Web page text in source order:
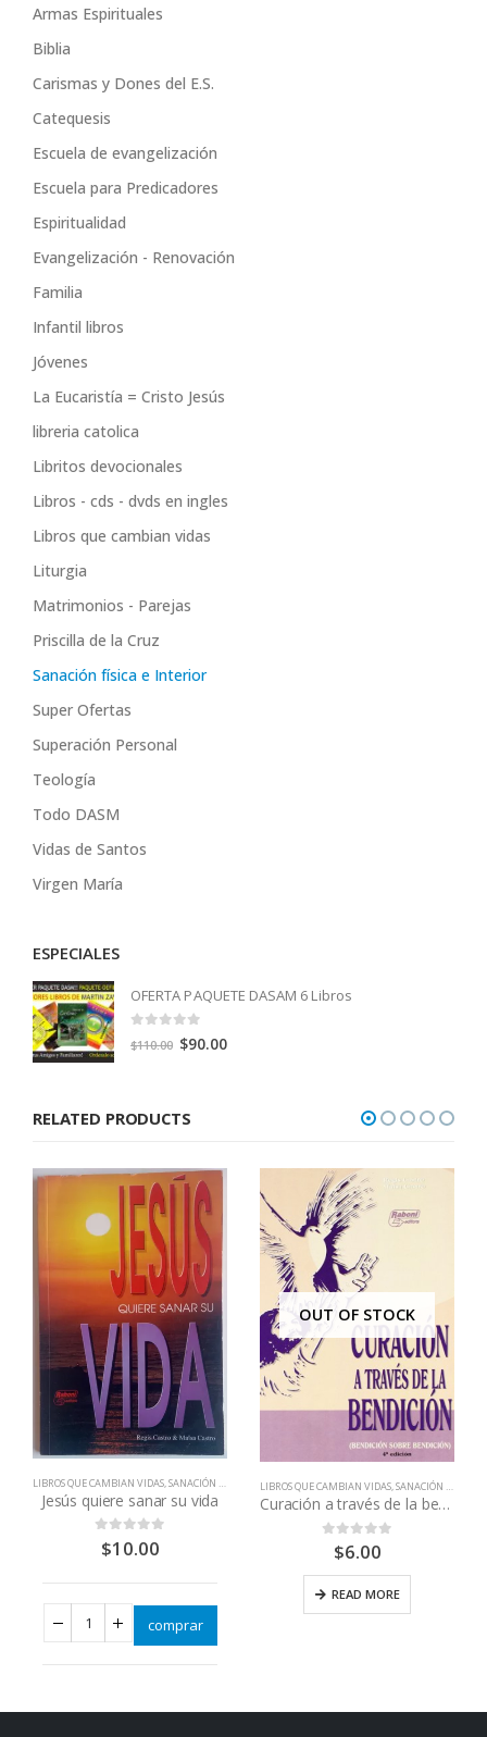
Armas Espirituales
Biblia
Carismas y Dones del E.S.
Catequesis
Escuela de evangelización
Escuela para Predicadores
Espiritualidad
Evangelización - Renovación
Familia
Infantil libros
Jóvenes
La Eucaristía = Cristo Jesús
libreria catolica
Libritos devocionales
Libros - cds - dvds en ingles
Libros que cambian vidas
Liturgia
Matrimonios - Parejas
Priscilla de la Cruz
Sanación física e Interior
Super Ofertas
Superación Personal
Teología
Todo DASM
Vidas de Santos
Virgen María
ESPECIALES
OFERTA PAQUETE DASAM 6 Libros
out of 5
$110.00 Original
$110.00.
$90.00Current
RELATED PRODUCTS
LIBROS QUE CAMBIAN VIDAS,SANACIÓN FÍSICA E INTERIOR
Jesús quiere sanar su vida
out of 5
$10.00
comprar
OUT OF STOCK
LIBROS QUE CAMBIAN VIDAS,SANACIÓN FÍSICA E INTERIOR
Curación a través de la bendición
out of 5
$6.00
READ MORE